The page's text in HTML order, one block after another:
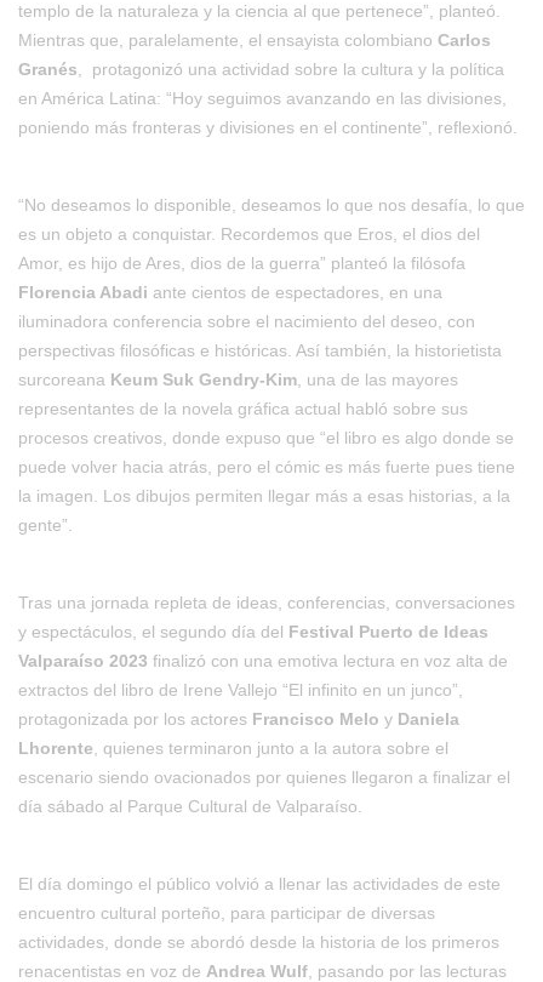
templo de la naturaleza y la ciencia al que pertenece”, planteó.
Mientras que, paralelamente, el ensayista colombiano Carlos
Granés , protagonizó una actividad sobre la cultura y la política
en América Latina: “Hoy seguimos avanzando en las divisiones,
poniendo más fronteras y divisiones en el continente”, reflexionó.
“No deseamos lo disponible, deseamos lo que nos desafía, lo que
es un objeto a conquistar. Recordemos que Eros, el dios del
Amor, es hijo de Ares, dios de la guerra” planteó la filósofa
Florencia Abadi ante cientos de espectadores, en una
iluminadora conferencia sobre el nacimiento del deseo, con
perspectivas filosóficas e históricas. Así también, la historietista
surcoreana Keum Suk Gendry-Kim , una de las mayores
representantes de la novela gráfica actual habló sobre sus
procesos creativos, donde expuso que “el libro es algo donde se
puede volver hacia atrás, pero el cómic es más fuerte pues tiene
la imagen. Los dibujos permiten llegar más a esas historias, a la
gente”.
Tras una jornada repleta de ideas, conferencias, conversaciones
y espectáculos, el segundo día del Festival Puerto de Ideas
Valparaíso 2023 finalizó con una emotiva lectura en voz alta de
extractos del libro de Irene Vallejo “El infinito en un junco”,
protagonizada por los actores Francisco Melo y Daniela
Lhorente , quienes terminaron junto a la autora sobre el
escenario siendo ovacionados por quienes llegaron a finalizar el
día sábado al Parque Cultural de Valparaíso.
El día domingo el público volvió a llenar las actividades de este
encuentro cultural porteño, para participar de diversas
actividades, donde se abordó desde la historia de los primeros
renacentistas en voz de Andrea Wulf , pasando por las lecturas